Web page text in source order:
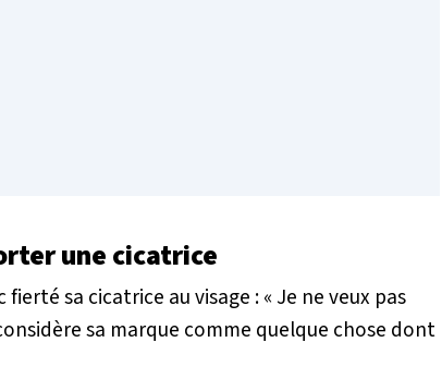
une cicatrice
fierté sa cicatrice au visage :« Je ne veux pas
sa marque comme quelque chose dont